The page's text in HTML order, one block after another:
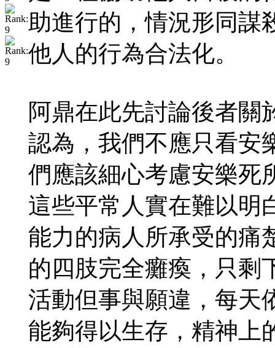
助進行的，情況形同謀
他人的行為合法化。
阿鼎在此先討論後者關
認為，我們不應只看安
們應該細心考慮安樂死
這些平常人實在難以明
能力的病人所承受的痛
的四肢完全癱瘓，只剩
活動但事與願違，每天
能夠得以生存，精神上